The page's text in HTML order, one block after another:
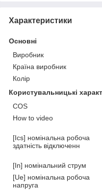
Характеристики
Основні
Виробник
Країна виробник
Колір
Користувальницькі
COS
How to video
[Ics] номінальна робоча
здатність відключенн
[In] номінальний струм
[Ue] номінальна робоча
напруга